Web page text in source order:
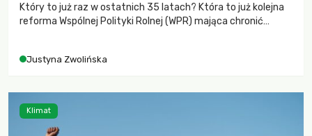
Który to już raz w ostatnich 35 latach? Która to już kolejna
reforma Wspólnej Polityki Rolnej (WPR) mająca chronić
Justyna Zwolińska
Klimat